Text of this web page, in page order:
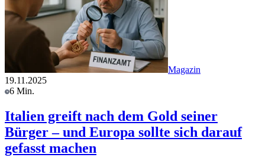
Magazin
19.11.2025
6 Min.
Italien greift nach dem Gold seiner
Bürger – und Europa sollte sich darauf
gefasst machen